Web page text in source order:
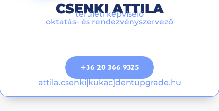
CSENKI ATTILA
területi képviselő
oktatás- és rendezvényszervező
+36 20 366 9325
attila.csenki[kukac]dentupgrade.hu